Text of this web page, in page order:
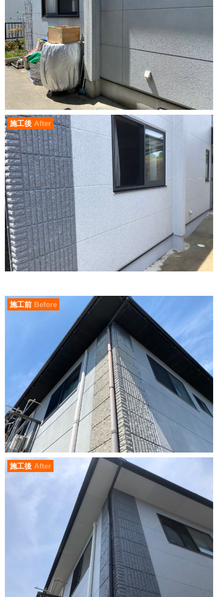
施工後 After
施工前 Before
施工後 After